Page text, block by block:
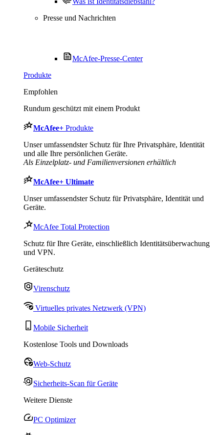
Presse und Nachrichten
McAfee-Presse-Center
Produkte
Empfohlen
Rundum geschützt mit einem Produkt
McAfee+ Produkte
Unser umfassendster Schutz für Ihre Privatsphäre, Identität
und alle Ihre persönlichen Geräte.
Als Einzelplatz- und Familienversionen erhältlich
McAfee+ Ultimate
Unser umfassendster Schutz für Privatsphäre, Identität und
Geräte.
McAfee Total Protection
Schutz für Ihre Geräte, einschließlich Identitätsüberwachung
und VPN.
Geräteschutz
Virenschutz
Virtuelles privates Netzwerk (VPN)
Mobile Sicherheit
Kostenlose Tools und Downloads
Web-Schutz
Sicherheits-Scan für Geräte
Weitere Dienste
PC Optimizer